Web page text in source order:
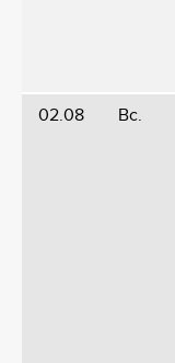
02.08 Вс.